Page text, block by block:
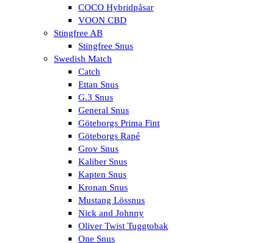
COCO Hybridpåsar
VOON CBD
Stingfree AB
Stingfree Snus
Swedish Match
Catch
Ettan Snus
G.3 Snus
General Snus
Göteborgs Prima Fint
Göteborgs Rapé
Grov Snus
Kaliber Snus
Kapten Snus
Kronan Snus
Mustang Lössnus
Nick and Johnny
Oliver Twist Tuggtobak
One Snus